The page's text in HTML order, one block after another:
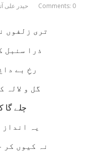
حیدر علی Comments: 0
تری زلفوں
ذرا سنبل
رخِ بے
گل و لالہ
چلے گا
یہ
نہ کیوں کر